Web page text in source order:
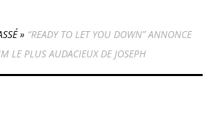
» “READY TO LET YOU DOWN” ANNONCE
LE PLUS AUDACIEUX DE JOSEPH